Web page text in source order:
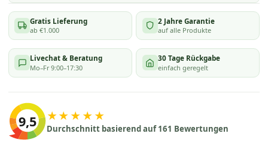
Gratis Lieferung
ab €1.000
2 Jahre Garantie
auf alle Produkte
Livechat & Beratung
Mo–Fr 9:00–17:30
30 Tage Rückgabe
einfach geregelt
9,5 ★★★★★
Durchschnitt basierend auf 161 Bewertungen